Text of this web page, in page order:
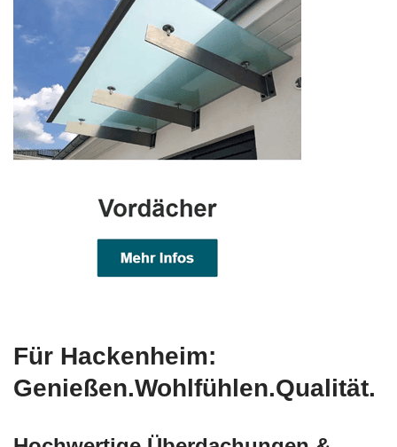
Für Hackenheim:
Genießen.Wohlfühlen.Qualität.